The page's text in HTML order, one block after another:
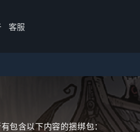
客服
有包含以下内容的捆绑包：